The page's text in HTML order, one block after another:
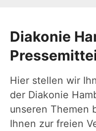
Diakonie
Hier stellen wir
der Diakonie
unseren Themen
Ihnen zur freien